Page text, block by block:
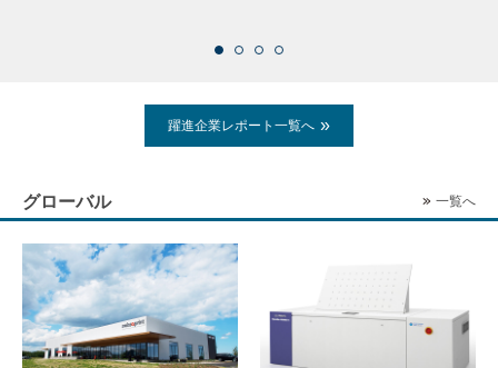
躍進企業レポート一覧へ
グローバル 一覧へ